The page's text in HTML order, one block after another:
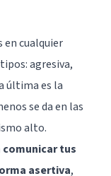
en cualquier
agresiva,
última es la
se da en las
alto.
tus
asertiva,